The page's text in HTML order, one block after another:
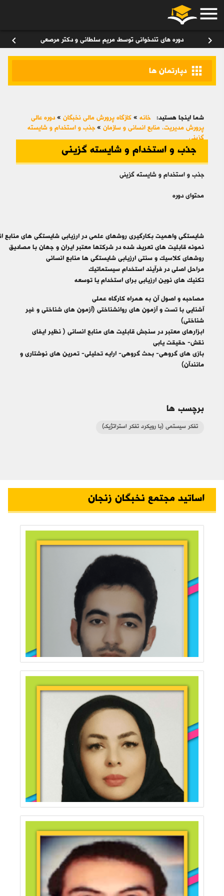
menu
chevron_right دوره های تندخوانی توسط مریم سلطانی و دکتر مرصعی chevron_left
apps دپارتمان ها
شما اینجا هستید: خانه » کازگاه پرورش مالی نخبگان » دوره عالی
پرورش مديريت، منابع انساني و سازمان »جذب و استخدام و شایسته
گزینی
جذب و استخدام و شایسته گزینی
جذب و استخدام و شایسته گزینی
محتوای دوره
شايستگي واهميت بكارگيري روشهاي علمي در ارزيابي شايستگي هاي منابع
نمونه قابليت هاي تعريف شده در شركتها معتبر ايران و جهان با مصاديق
روشهاي كلاسيك و سنتي ارزيابي شايستگي ها منابع انساني
مراحل اصلي در فرآيند استخدام سيستماتيك
تكنيك هاي نوين ارزيابي براي استخدام يا توسعه
مصاحبه و اصول آن به همراه كارگاه عملي
آشنايي با تست و آزمون هاي روانشناختي (آزمون هاي شناختي و غير
شناختي)
ابزارهاي معتبر در سنجش قابليت هاي منابع انساني ( نظير ايفاي
نقش- حقيقت يابي
بازي هاي گروهي- بحث گروهي- ارايه تحليلي- تمرين هاي نوشتاري و
مانندآن)
برچسب ها
تفکر سیستمی (با رویکرد تفکر استراتژیک)
اساتید مجتمع نخبگان زنجان